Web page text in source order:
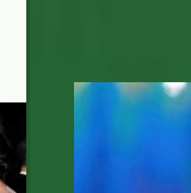
k.jpg